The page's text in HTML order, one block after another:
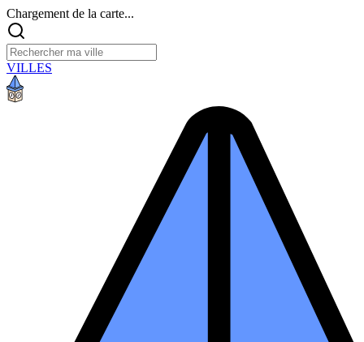
Chargement de la carte...
VILLES